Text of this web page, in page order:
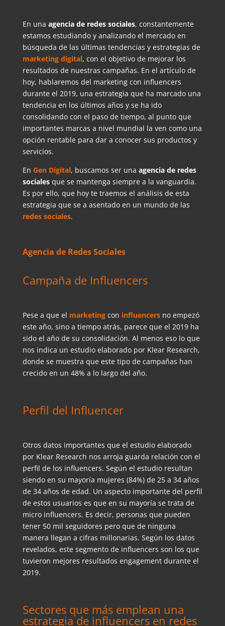
En una agencia de redes sociales, constantemente
estamos estudiando y analizando el mercado en
búsqueda de las últimas tendencias y estrategias de
marketing digital, con el objetivo de mejorar los
resultados de nuestras campañas. En el artículo de
hoy, hablaremos del marketing con influencers
durante el 2019, una estrategia que ha marcado una
tendencia en los últimos años y se ha ido
consolidando con el paso de tiempo, al punto que
importantes marcas a nivel mundial la ven como una
opción rentable para dar a conocer sus productos y
servicios.
En Gen Digital, buscamos ser una agencia de redes
socialesque se mantenga siempre a la vanguardia.
Es por ello, que hoy te traemos el análisis de esta
estrategia que se a asentado en un mundo de las
redes sociales.
Agencia de Redes Sociales
Campaña de Influencers
Pese a que el marketingcon influencersno empezó
este año, sino a tiempo atrás, parece que el 2019 ha
sido el año de su consolidación. Al menos eso lo que
nos indica un estudio elaborado por Klear Research,
donde se muestra que este tipo de campañas han
crecido en un 48% a lo largo del año.
Perfil del Influencer
Otros datos importantes que el estudio elaborado
por Klear Research nos arroja guarda relación con el
perfil de los influencers. Según el estudio resultan
siendo en su mayoría mujeres (84%) de 25 a 34 años
de 34 años de edad. Un aspecto importante del perfil
de estos usuarios es que en su mayoría se trata de
micro influencers. Es decir, personas que pueden
tener 50 mil seguidores pero que de ninguna
manera llegan a cifras millonarias. Según los datos
revelados, este segmento de influencers son los que
tuvieron mejores resultados engagement durante el
2019.
Sectores que más emplean una
estrategia de influencers en redes